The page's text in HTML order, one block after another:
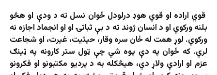
قوي اراده او قوي هوډ درلودل ځوان نسل ته د ودې او هڅو
بلنه ورکوي او د انسان ژوند ته د بې ثباتۍ او او انجماد اجازه نه
ورکوي. لوړ همت له ځان سره وقار، حیثیت، غیرت، او شجاعت
لري. که ځوان په دې پوه شي چې ټول ستر کارونه په ټینګ
عزم او ارادې ولاړ دي، هيڅکله به د پرديو مکتبونو او فکرونو